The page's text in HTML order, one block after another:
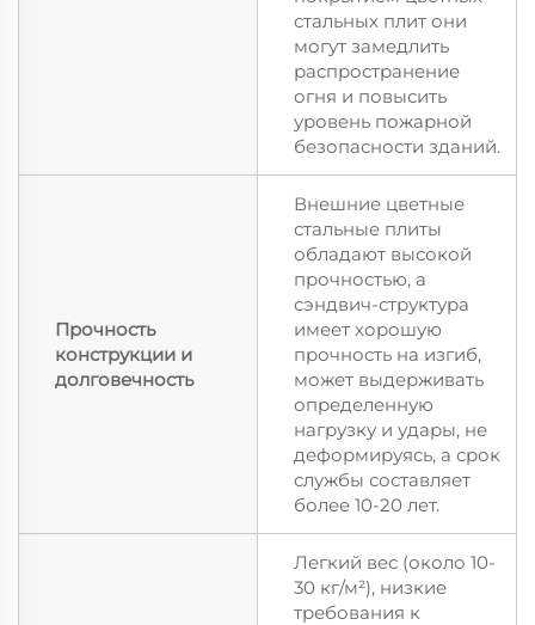
стальных плит они
могут замедлить
распространение
огня и повысить
уровень пожарной
безопасности зданий.
Прочность
конструкции и
долговечность
Внешние цветные
стальные плиты
обладают высокой
прочностью, а
сэндвич-структура
имеет хорошую
прочность на изгиб,
может выдерживать
определенную
нагрузку и удары, не
деформируясь, а срок
службы составляет
более 10-20 лет.
Легкий вес (около 10-
30 кг/м²), низкие
требования к